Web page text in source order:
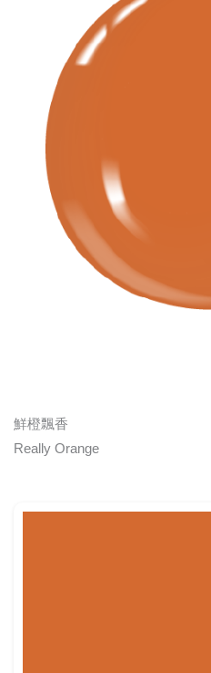
鮮橙飄香
Really Orange